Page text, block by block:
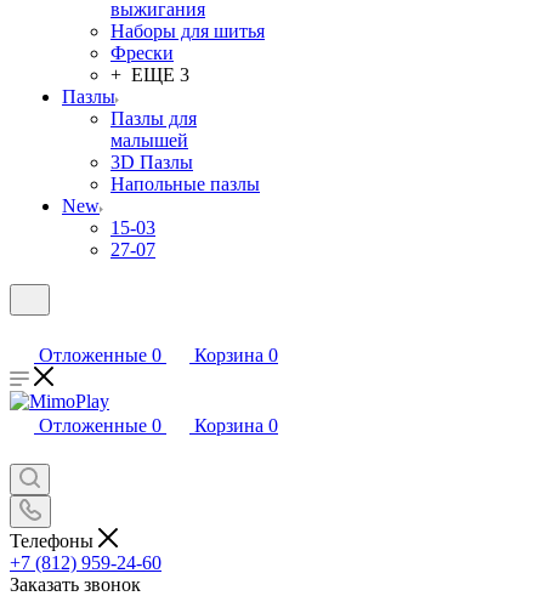
выжигания
Наборы для шитья
Фрески
+ ЕЩЕ 3
Пазлы
Пазлы для
малышей
3D Пазлы
Напольные пазлы
New
15-03
27-07
Отложенные 0 Корзина 0
Отложенные 0 Корзина 0
Телефоны
+7 (812) 959-24-60
Заказать звонок